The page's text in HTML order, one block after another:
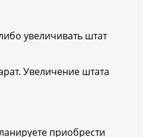
увеличивать штат
Увеличение штата
приобрести